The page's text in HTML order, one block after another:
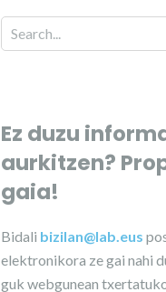
Ez duzu
aurkitzen?
gaia!
Bidali bizilan@lab.eus
elektronikora ze gai nahi
guk webgunean